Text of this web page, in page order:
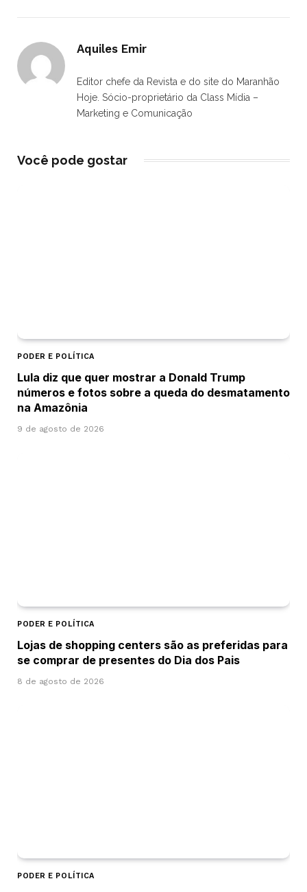
Aquiles Emir
Editor chefe da Revista e do site do Maranhão
Hoje. Sócio-proprietário da Class Mídia –
Marketing e Comunicação
Você pode gostar
PODER E POLÍTICA
Lula diz que quer mostrar a Donald Trump
números e fotos sobre a queda do desmatamento
na Amazônia
9 de agosto de 2026
PODER E POLÍTICA
Lojas de shopping centers são as preferidas para
se comprar de presentes do Dia dos Pais
8 de agosto de 2026
PODER E POLÍTICA